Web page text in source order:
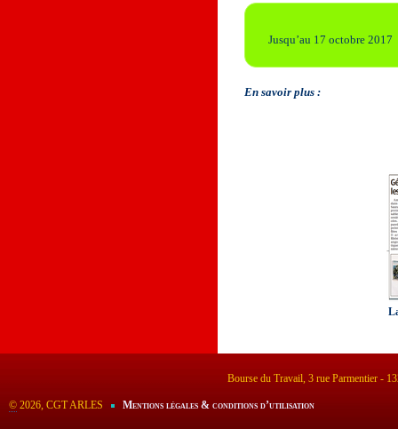
Jusqu’au 17 octobre 2017
En savoir plus :
Bourse du Travail, 3 rue Parmentier -
© 2026, CGT ARLES Mentions légales & conditions d’utilisation